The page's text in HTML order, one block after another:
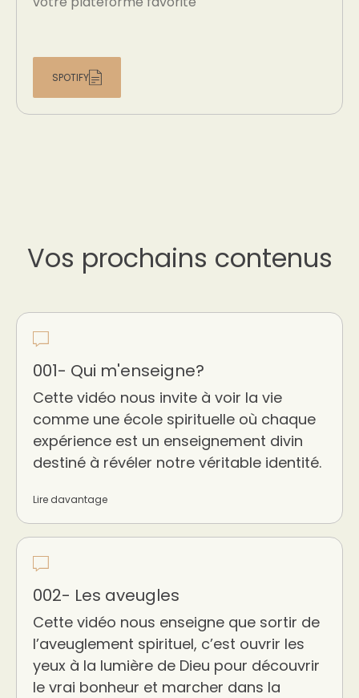
SPOTIFY
Vos prochains contenus
001- Qui m'enseigne?
Cette vidéo nous invite à voir la vie
comme une école spirituelle où chaque
expérience est un enseignement divin
destiné à révéler notre véritable identité.
Lire davantage
002- Les aveugles
Cette vidéo nous enseigne que sortir de
l’aveuglement spirituel, c’est ouvrir les
yeux à la lumière de Dieu pour découvrir
le vrai bonheur et marcher dans la